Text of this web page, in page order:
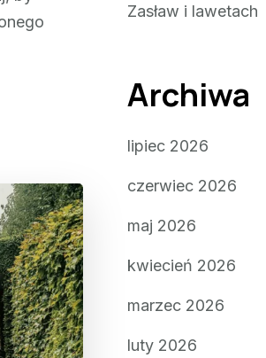
Zasław i lawetach
Archiwa
lipiec 2026
czerwiec 2026
maj 2026
kwiecień 2026
marzec 2026
luty 2026